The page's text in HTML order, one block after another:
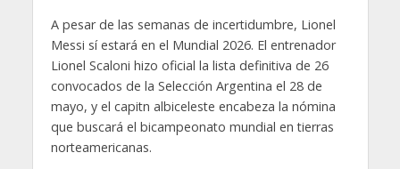
A pesar de las semanas de incertidumbre, Lionel
Messi sí estará en el Mundial 2026. El entrenador
Lionel Scaloni hizo oficial la lista definitiva de 26
convocados de la Selección Argentina el 28 de
mayo, y el capitn albiceleste encabeza la nómina
que buscará el bicampeonato mundial en tierras
norteamericanas.